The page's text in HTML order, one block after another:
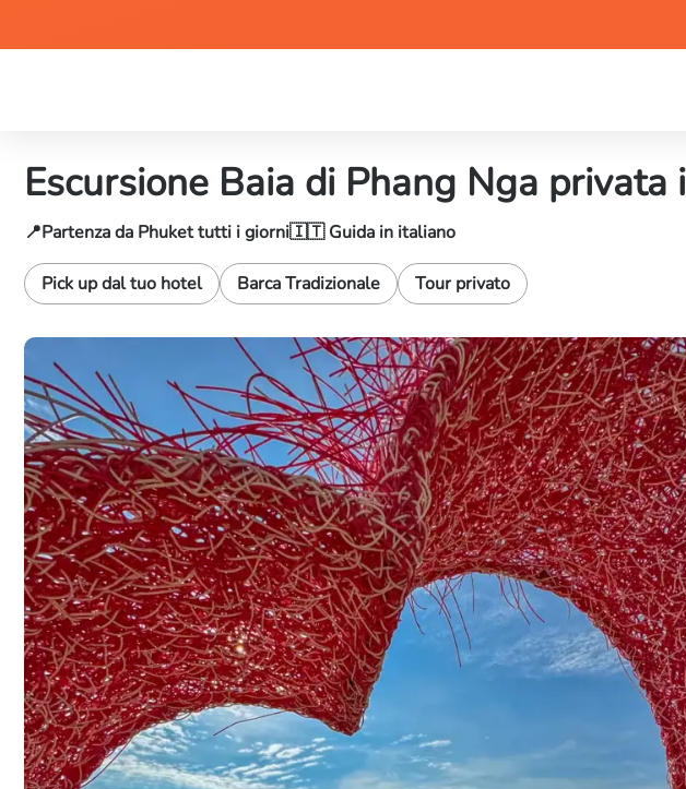
Escursione Baia di Phang Nga
📍Partenza da Phuket tutti i giorni🇮🇹 Guida in italiano
Pick up dal tuo hotel Barca Tradizionale Tour privato